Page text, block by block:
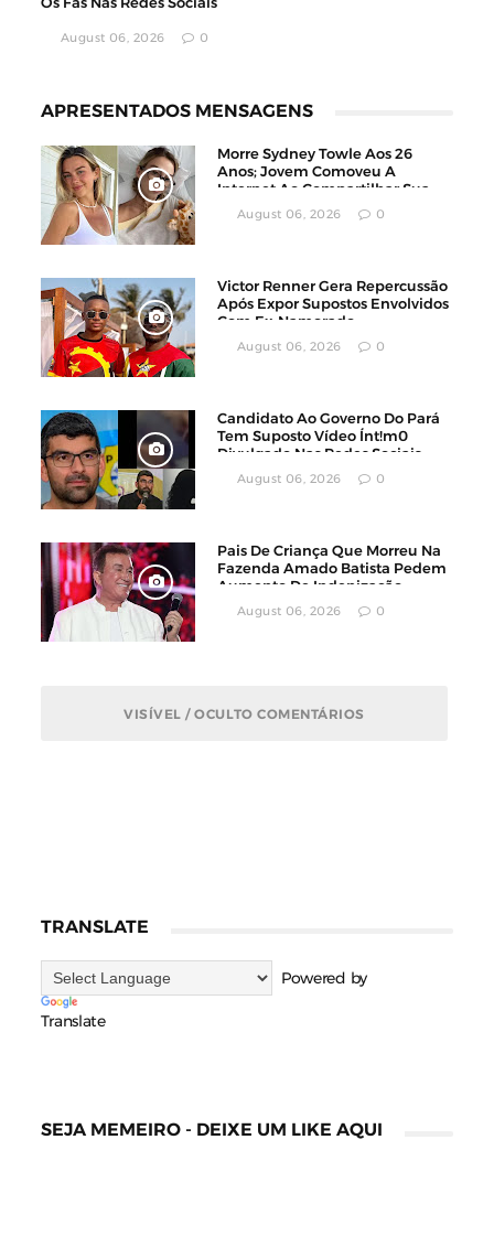
August 06, 2026 0
APRESENTADOS MENSAGENS
Morre Sydney Towle Aos 26
Anos; Jovem Comoveu A
Internet Ao Compartilhar Sua
Luta Contra O Câncer
August 06, 2026 0
Victor Renner Gera Repercussão
Após Expor Supostos Envolvidos
Com Ex-Namorado
August 06, 2026 0
Candidato Ao Governo Do Pará
Tem Suposto Vídeo Ínt!m0
Divulgado Nas Redes Sociais
August 06, 2026 0
Pais De Criança Que Morreu Na
Fazenda Amado Batista Pedem
Aumento De Indenização
August 06, 2026 0
VISÍVEL / OCULTO COMENTÁRIOS
TRANSLATE
Powered by
Translate
SEJA MEMEIRO - DEIXE UM LIKE AQUI